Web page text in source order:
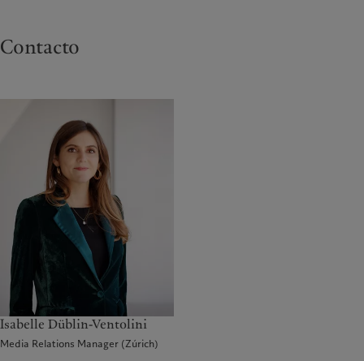
Contacto
Isabelle Düblin-Ventolini
Media Relations Manager (Zúrich)